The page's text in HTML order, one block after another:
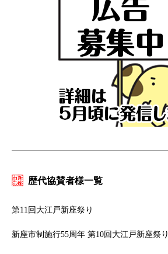
歴代協賛者様一覧
第11回大江戸新座祭り
新座市制施行55周年 第10回大江戸新座祭り